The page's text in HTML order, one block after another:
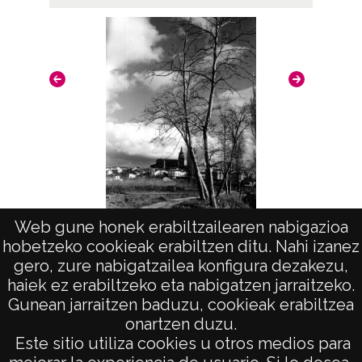
Web gune honek erabiltzailearen nabigazioa
hobetzeko cookieak erabiltzen ditu. Nahi izanez
gero, zure nabigatzailea konfigura dezakezu,
haiek ez erabiltzeko eta nabigatzen jarraitzeko.
Gunean jarraitzen baduzu, cookieak erabiltzea
onartzen duzu.
Este sitio utiliza cookies u otros medios para
Maruri (Bizkaia)
Notas
Nº de identificación: 15743 Duplicado del
negativo: R. 060 / F. 3 / N.18; Duplicado del
positivo: 5433;
Signaturas: Copia digital: ATHA-DAF-GUE-
15743 ; Duplicado del positivo: ATHA-DAF-
GUE-5433 ; Duplicado del negativo: ATHA-
DAF-GUE-R 060-F 3-N 18;
Licencia de las imágenes
CC BY-NC-SA 4.0
Vista
AVISO LEGAL
POLÍTICA DE PRIVACIDAD